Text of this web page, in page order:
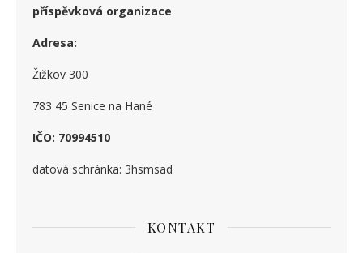
příspěvková organizace
Adresa:
Žižkov 300
783 45 Senice na Hané
IČO: 70994510
datová schránka: 3hsmsad
KONTAKT